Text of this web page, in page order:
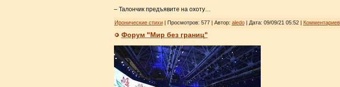
– Талончик предъявите на охоту…
Иронические стихи| Просмотров: 577 | Автор: aledo| Дата: 09/09/21 05:52|
Форум "Мир без границ"